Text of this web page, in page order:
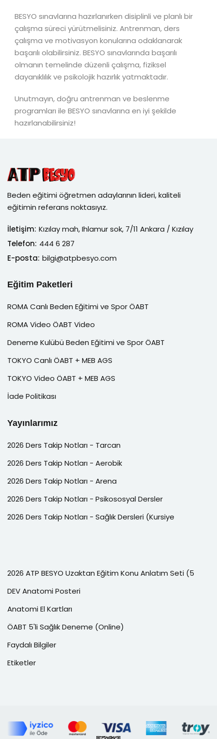
BESYO sınavlarına hazırlanırken disiplinli ve planlı bir
çalışma süreci yürütmelisiniz. Antrenman, ders
çalışma ve motivasyon konularına odaklanarak
başarılı olabilirsiniz. BESYO sınavlarında başarılı
olmanın temelinde düzenli çalışma, fiziksel
dayanıklılık ve psikolojik hazırlık yatmaktadır.
Unutmayın, doğru antrenman ve beslenme
programları ile BESYO sınavlarına en iyi şekilde
hazırlanabilirsiniz!
Beden eğitimi öğretmen adaylarının lideri, kaliteli
eğitimin referans noktasıyız.
İletişim: Kızılay mah, Ihlamur sok, 7/11 Ankara / Kızılay
Telefon: 444 6 287
E-posta: bilgi@atpbesyo.com
Eğitim Paketleri
ROMA Canlı Beden Eğitimi ve Spor ÖABT
ROMA Video ÖABT Video
Deneme Kulübü Beden Eğitimi ve Spor ÖABT
TOKYO Canlı ÖABT + MEB AGS
TOKYO Video ÖABT + MEB AGS
İade Politikası
Yayınlarımız
2026 Ders Takip Notları - Tarcan
2026 Ders Takip Notları - Aerobik
2026 Ders Takip Notları - Arena
2026 Ders Takip Notları - Psikososyal Dersler
2026 Ders Takip Notları - Sağlık Dersleri (Kursiye
2026 ATP BESYO Uzaktan Eğitim Konu Anlatım Seti (5
DEV Anatomi Posteri
Anatomi El Kartları
ÖABT 5'li Sağlık Deneme (Online)
Faydalı Bilgiler
Etiketler